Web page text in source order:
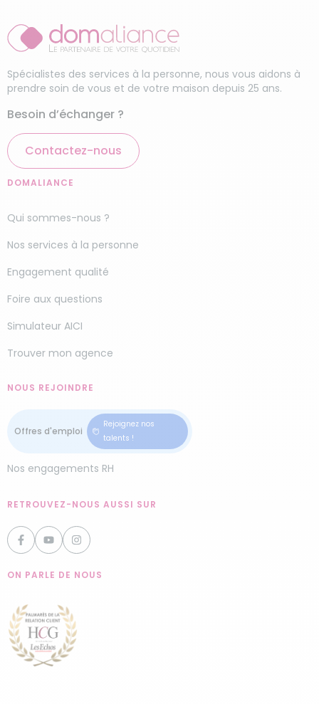
Spécialistes des services à la personne, nous vous aidons à
prendre soin de vous et de votre maison depuis 25 ans.
Besoin d’échanger ?
Contactez-nous
DOMALIANCE
Qui sommes-nous ?
Nos services à la personne
Engagement qualité
Foire aux questions
Simulateur AICI
Trouver mon agence
NOUS REJOINDRE
Rejoignez nos
talents !
Nos engagements RH
RETROUVEZ-NOUS AUSSI SUR
ON PARLE DE NOUS